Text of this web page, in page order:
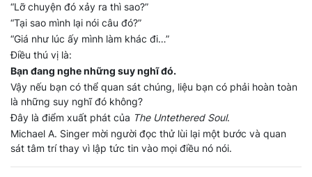
“Lỡ chuyện đó xảy ra thì sao?”
“Tại sao mình lại nói câu đó?”
“Giá như lúc ấy mình làm khác đi…”
Điều thú vị là:
Bạn đang nghe những suy nghĩ đó.
Vậy nếu bạn có thể quan sát chúng, liệu bạn có phải hoàn toàn
là những suy nghĩ đó không?
Đây là điểm xuất phát của The Untethered Soul.
Michael A. Singer mời người đọc thử lùi lại một bước và quan
sát tâm trí thay vì lập tức tin vào mọi điều nó nói.